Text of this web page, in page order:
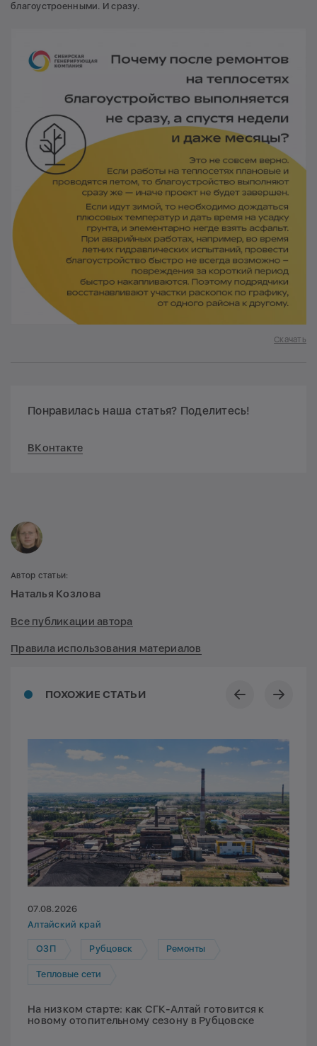
благоустроенными. И сразу.
Скачать
Понравилась наша статья? Поделитесь!
ВКонтакте
ПОХОЖИЕ СТАТЬИ
07.08.2026
Алтайский край
ОЗП Рубцовск Ремонты
Тепловые сети
На низком старте: как СГК-Алтай готовится к
новому отопительному сезону в Рубцовске
Автор статьи:
Наталья Козлова
Все публикации автора
Правила использования материалов